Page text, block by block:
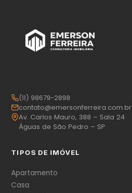
(11) 98679-2898
contato@emersonferreira.com.br
Av. Carlos Mauro, 388 – Sala 24
Águas de São Pedro – SP
TIPOS DE IMÓVEL
Apartamento
Casa